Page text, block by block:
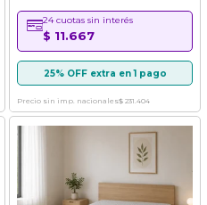
24 cuotas sin interés
$ 11.667
25% OFF extra en 1 pago
Precio sin imp. nacionales$ 231.404